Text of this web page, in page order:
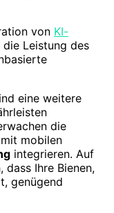
von KI-
die Leistung des
eine weitere
die
mobilen
integrieren. Auf
dass Ihre Bienen,
genügend